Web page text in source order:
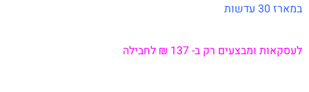
במארז 30 עדשות
לעסקאות ומבצעים רק ב-137
₪ לחבילה